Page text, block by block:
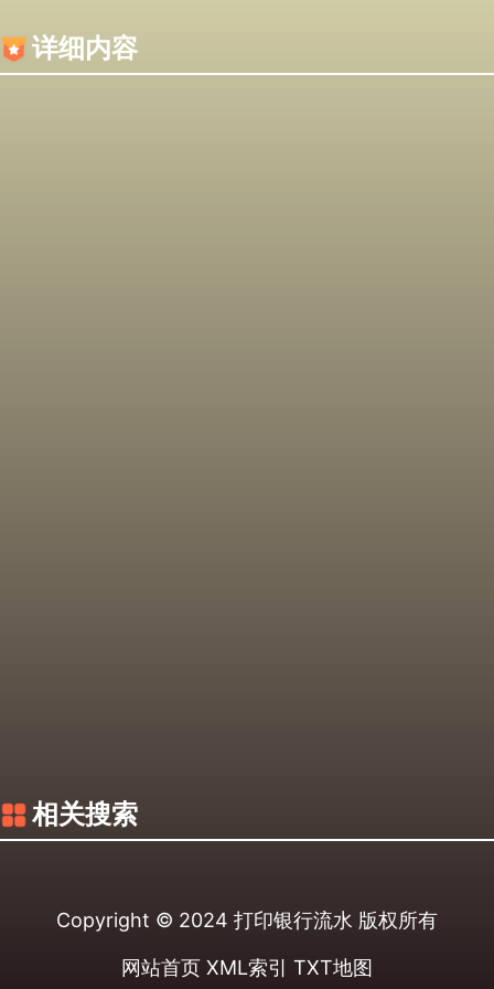
详细内容
相关搜索
Copyright © 2024 打印银行流水 版权所有
网站首页 XML索引 TXT地图